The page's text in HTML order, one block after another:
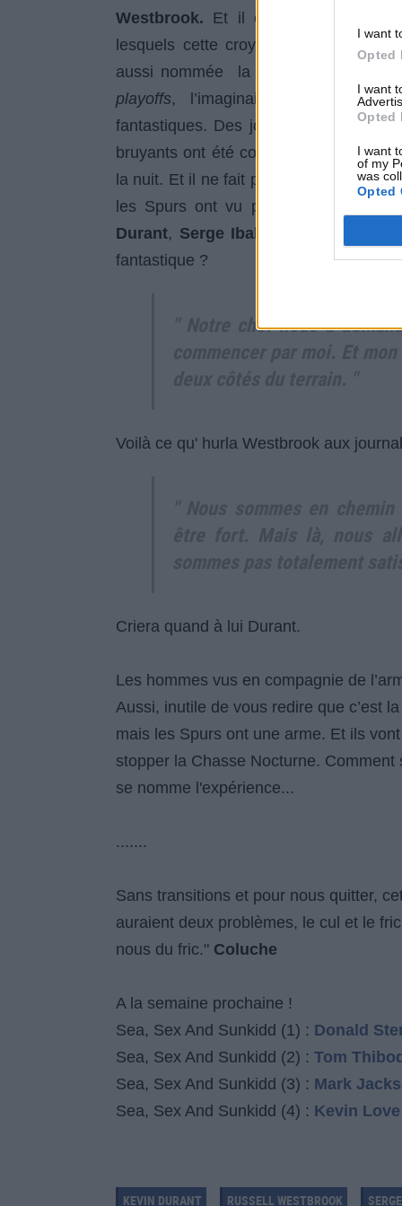
I want
Opted
I want
Opted
I want
of my
was
Opted
Westbrook. Et il criait. L’Armée
lesquels cette croyance, qui date du
aussi nommée la
playoffs, l’imaginaire populaire
fantastiques. Des joueurs NBA,
bruyants ont été condamnés en
la nuit. Et il ne fait pas bon être dehors
les Spurs ont vu passer l'armée
Durant, Serge Ibaka, Reggie Jackson
fantastique ?
" Notre chef nous a
Voilà ce qu' hurla Westbrook aux
Criera quand à lui Durant.
Les hommes vus en compagnie de
Aussi, inutile de vous redire que c’est
mais les Spurs ont une arme. Et ils
stopper la Chasse Nocturne.
se nomme l'expérience...
.......
Sans transitions et pour nous quitter,
auraient deux problèmes, le cul et le
nous du fric." Coluche
A la semaine prochaine !
Sea, Sex And Sunkidd (1) : Donald
Sea, Sex And Sunkidd (2) : Tom
Sea, Sex And Sunkidd (3) : Mark
Sea, Sex And Sunkidd (4) : Kevin
KEVIN DURANT RUSSELL WESTBROOK